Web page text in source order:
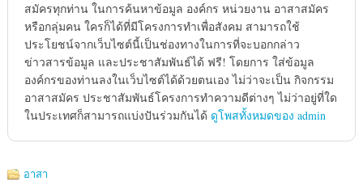
สมัครทุกท่าน ในการค้นหาข้อมูล องค์กร หน่วยงาน อาสาสมัคร
หรือกลุ่มคน ใครก็ได้ที่มีโครงการทำเพื่อสังคม สามารถใช้
ประโยชน์จากเว็บไซต์นี้เป็นช่องทางในการที่จะบอกกล่าว
ข่าวสารข้อมูล และประชาสัมพันธ์ได้ ฟรี! โดยการ ใส่ข้อมูล
องค์กรของท่านลงในเว็บไซต์ได้ด้วยตนเอง ไม่ว่าจะเป็น กิจกรรม
อาสาสมัคร ประชาสัมพันธ์โครงการทำความดีต่างๆ ไม่ว่าอยู่ที่ใด
ในประเทศก็สามารถแบ่งปันร่วมกันได้ ดูโพสทั้งหมดของ admin
อาสา